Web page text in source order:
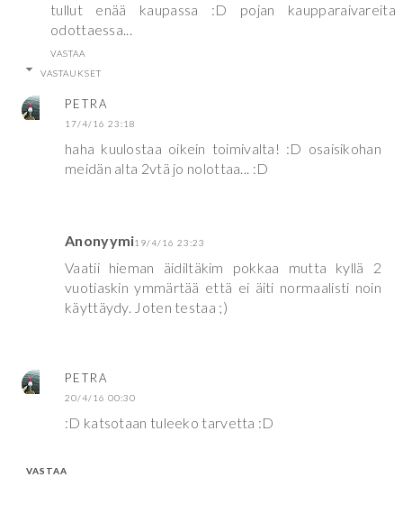
tullut enää kaupassa :D pojan kaupparaivareita
odottaessa...
VASTAA
VASTAUKSET
PETRA
17/4/16 23:18
haha kuulostaa oikein toimivalta! :D osaisikohan
meidän alta 2vtä jo nolottaa... :D
Anonyymi19/4/16 23:23
Vaatii hieman äidiltäkim pokkaa mutta kyllä 2
vuotiaskin ymmärtää että ei äiti normaalisti noin
käyttäydy. Joten testaa ;)
PETRA
20/4/16 00:30
:D katsotaan tuleeko tarvetta :D
VASTAA